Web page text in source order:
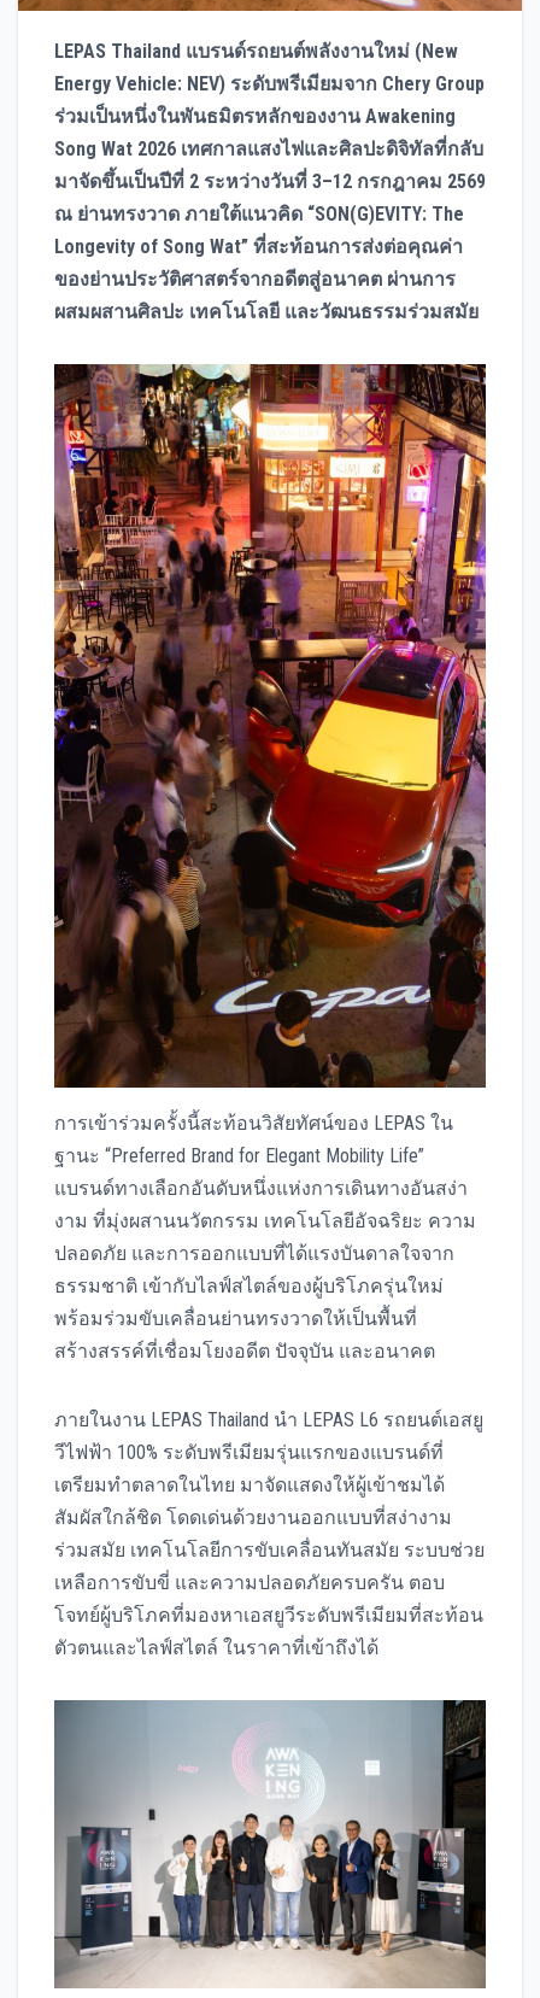
LEPAS Thailand แบรนด์รถยนต์พลังงานใหม่ (New
Energy Vehicle: NEV) ระดับพรีเมียมจาก Chery Group
ร่วมเป็นหนึ่งในพันธมิตรหลักของงาน Awakening
Song Wat 2026 เทศกาลแสงไฟและศิลปะดิจิทัลที่กลับ
มาจัดขึ้นเป็นปีที่ 2 ระหว่างวันที่ 3–12 กรกฎาคม 2569
ณ ย่านทรงวาด ภายใต้แนวคิด “SON(G)EVITY: The
Longevity of Song Wat” ที่สะท้อนการส่งต่อคุณค่า
ของย่านประวัติศาสตร์จากอดีตสู่อนาคต ผ่านการ
ผสมผสานศิลปะ เทคโนโลยี และวัฒนธรรมร่วมสมัย
การเข้าร่วมครั้งนี้สะท้อนวิสัยทัศน์ของ LEPAS ใน
ฐานะ “Preferred Brand for Elegant Mobility Life”
แบรนด์ทางเลือกอันดับหนึ่งแห่งการเดินทางอันสง่า
งาม ที่มุ่งผสานนวัตกรรม เทคโนโลยีอัจฉริยะ ความ
ปลอดภัย และการออกแบบที่ได้แรงบันดาลใจจาก
ธรรมชาติ เข้ากับไลฟ์สไตล์ของผู้บริโภครุ่นใหม่
พร้อมร่วมขับเคลื่อนย่านทรงวาดให้เป็นพื้นที่
สร้างสรรค์ที่เชื่อมโยงอดีต ปัจจุบัน และอนาคต
ภายในงาน LEPAS Thailand นำ LEPAS L6 รถยนต์เอสยู
วีไฟฟ้า 100% ระดับพรีเมียมรุ่นแรกของแบรนด์ที่
เตรียมทำตลาดในไทย มาจัดแสดงให้ผู้เข้าชมได้
สัมผัสใกล้ชิด โดดเด่นด้วยงานออกแบบที่สง่างาม
ร่วมสมัย เทคโนโลยีการขับเคลื่อนทันสมัย ระบบช่วย
เหลือการขับขี่ และความปลอดภัยครบครัน ตอบ
โจทย์ผู้บริโภคที่มองหาเอสยูวีระดับพรีเมียมที่สะท้อน
ตัวตนและไลฟ์สไตล์ ในราคาที่เข้าถึงได้